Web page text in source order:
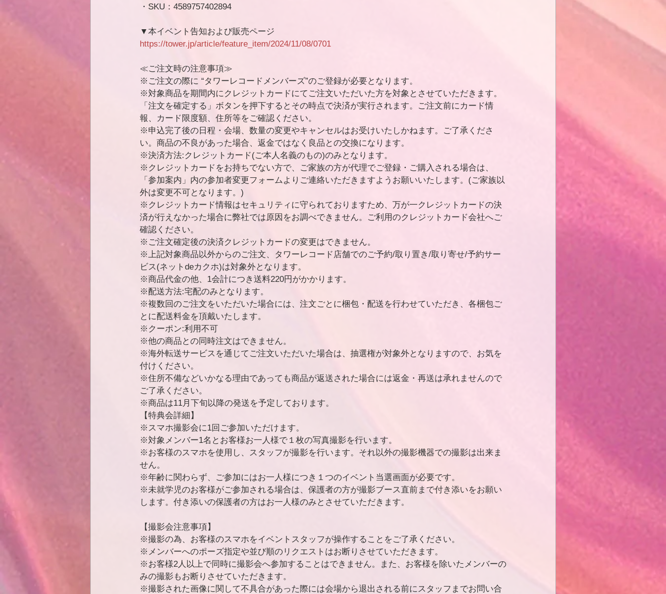
・SKU：4589757402894
▼本イベント告知および販売ページ
https://tower.jp/article/feature_item/2024/11/08/0701
≪ご注文時の注意事項≫
※ご注文の際に “タワーレコードメンバーズ”のご登録が必要となります。
※対象商品を期間内にクレジットカードにてご注文いただいた方を対象とさせていただきます。
「注文を確定する」ボタンを押下するとその時点で決済が実行されます。ご注文前にカード情
報、カード限度額、住所等をご確認ください。
※申込完了後の日程・会場、数量の変更やキャンセルはお受けいたしかねます。ご了承くださ
い。商品の不良があった場合、返金ではなく良品との交換になります。
※決済方法:クレジットカード(ご本人名義のもの)のみとなります。
※クレジットカードをお持ちでない方で、ご家族の方が代理でご登録・ご購入される場合は、
「参加案内」内の参加者変更フォームよりご連絡いただきますようお願いいたします。(ご家族以
外は変更不可となります。)
※クレジットカード情報はセキュリティに守られておりますため、万が一クレジットカードの決
済が行えなかった場合に弊社では原因をお調べできません。ご利用のクレジットカード会社へご
確認ください。
※ご注文確定後の決済クレジットカードの変更はできません。
※上記対象商品以外からのご注文、タワーレコード店舗でのご予約/取り置き/取り寄せ/予約サー
ビス(ネットdeカクホ)は対象外となります。
※商品代金の他、1会計につき送料220円がかかります。
※配送方法:宅配のみとなります。
※複数回のご注文をいただいた場合には、注文ごとに梱包・配送を行わせていただき、各梱包ご
とに配送料金を頂戴いたします。
※クーポン:利用不可
※他の商品との同時注文はできません。
※海外転送サービスを通じてご注文いただいた場合は、抽選権が対象外となりますので、お気を
付けください。
※住所不備などいかなる理由であっても商品が返送された場合には返金・再送は承れませんので
ご了承ください。
※商品は11月下旬以降の発送を予定しております。
【特典会詳細】
※スマホ撮影会に1回ご参加いただけます。
※対象メンバー1名とお客様お一人様で１枚の写真撮影を行います。
※お客様のスマホを使用し、スタッフが撮影を行います。それ以外の撮影機器での撮影は出来ま
せん。
※年齢に関わらず、ご参加にはお一人様につき１つのイベント当選画面が必要です。
※未就学児のお客様がご参加される場合は、保護者の方が撮影ブース直前まで付き添いをお願い
します。付き添いの保護者の方はお一人様のみとさせていただきます。
【撮影会注意事項】
※撮影の為、お客様のスマホをイベントスタッフが操作することをご了承ください。
※メンバーへのポーズ指定や並び順のリクエストはお断りさせていただきます。
※お客様2人以上で同時に撮影会へ参加することはできません。また、お客様を除いたメンバーの
みの撮影もお断りさせていただきます。
※撮影された画像に関して不具合があった際には会場から退出される前にスタッフまでお問い合